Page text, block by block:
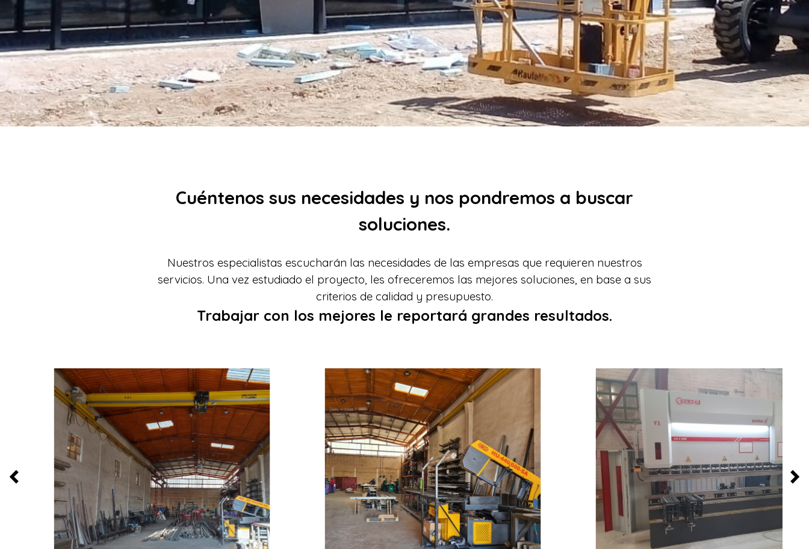
Cuéntenos sus necesidades y nos pondremos a buscar
soluciones.
Nuestros especialistas escucharán las necesidades de las empresas que requieren nuestros
servicios. Una vez estudiado el proyecto, les ofreceremos las mejores soluciones, en base a sus
criterios de calidad y presupuesto.
Trabajar con los mejores le reportará grandes resultados.